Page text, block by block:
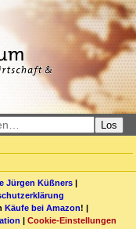
Los
Jürgen Küßners |
Käufe bei Amazon! |
| Cookie-Einstellungen